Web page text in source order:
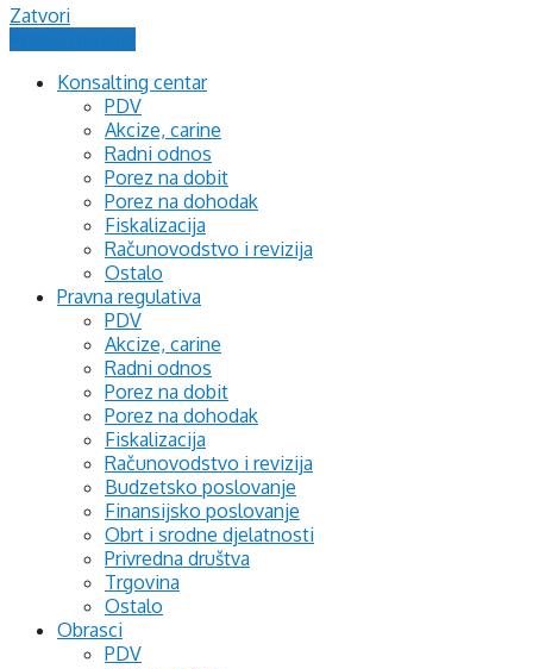
Zatvori
Konsalting centar
PDV
Akcize, carine
Radni odnos
Porez na dobit
Porez na dohodak
Fiskalizacija
Računovodstvo i revizija
Ostalo
Pravna regulativa
PDV
Akcize, carine
Radni odnos
Porez na dobit
Porez na dohodak
Fiskalizacija
Računovodstvo i revizija
Budzetsko poslovanje
Finansijsko poslovanje
Obrt i srodne djelatnosti
Privredna društva
Trgovina
Ostalo
Obrasci
PDV